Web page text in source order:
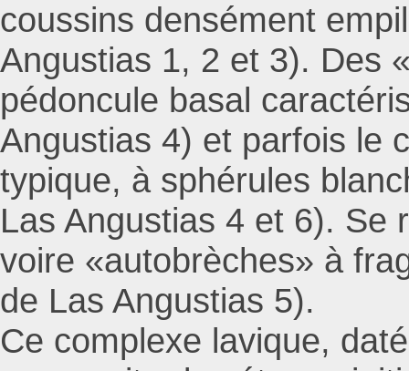
coussins densément
Angustias 1, 2 et 3). Des
pédoncule basal
Angustias 4) et parfois le
typique, à sphérules
Las Angustias 4 et 6). Se
voire «autobrèches» à
de Las Angustias 5).
Ce complexe lavique,